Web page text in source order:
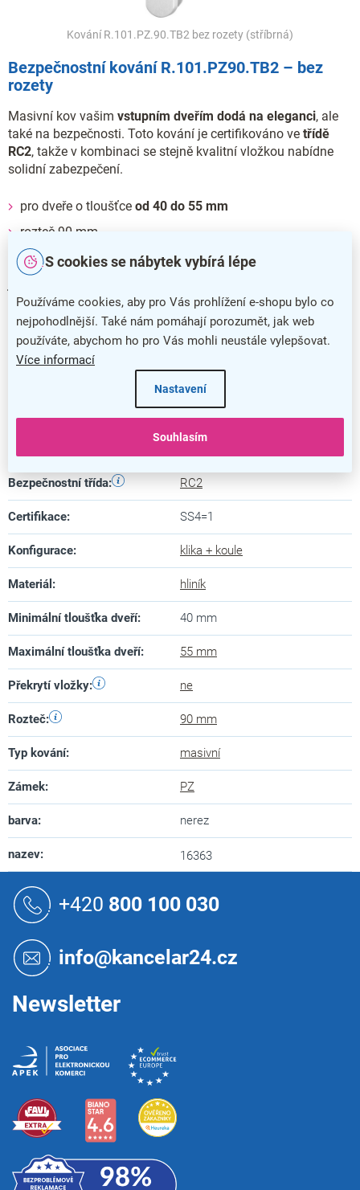
S cookies se nábytek vybírá lépe
Používáme cookies, aby pro Vás prohlížení e-shopu bylo co
nejpohodlnější. Také nám pomáhají porozumět, jak web
používáte, abychom ho pro Vás mohli neustále vylepšovat.
Více informací
Nastavení
Souhlasím
Kování R.101.PZ.90.TB2 bez rozety (stříbrná)
Bezpečnostní kování R.101.PZ90.TB2 – bez
rozety
Masivní kov vašim vstupním dveřím dodá na eleganci, ale
také na bezpečnosti. Toto kování je certifikováno ve třídě
RC2, takže v kombinaci se stejně kvalitní vložkou nabídne
solidní zabezpečení.
pro dveře o tloušťce od 40 do 55 mm
rozteč 90 mm
Kování nemá vratnou pružinu a je možné jej namontovat
Doplňkové parametry
Dveřní kování
Barva: nerez
Bezpečnostní třída: RC2
Certifikace: SS4=1
Konfigurace: klika + koule
Materiál : hliník
Minimální tloušťka dveří: 40 mm
Maximální tloušťka dveří: 55 mm
Překrytí vložky: ne
Rozteč: 90 mm
Typ kování: masivní
Zámek: PZ
barva: nerez
nazev: 16363
+420 800 100 030
info@kancelar24.cz
Newsletter